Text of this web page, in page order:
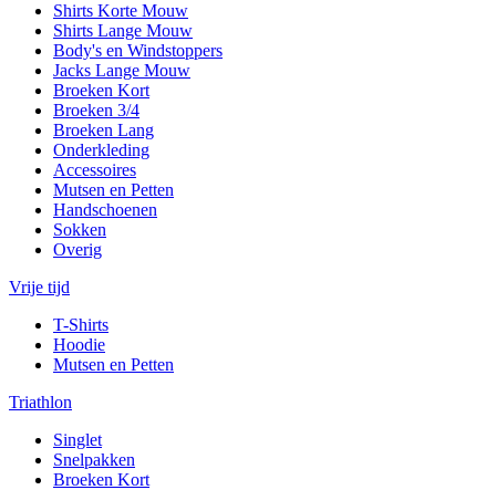
Shirts Korte Mouw
Shirts Lange Mouw
Body's en Windstoppers
Jacks Lange Mouw
Broeken Kort
Broeken 3/4
Broeken Lang
Onderkleding
Accessoires
Mutsen en Petten
Handschoenen
Sokken
Overig
Vrije tijd
T-Shirts
Hoodie
Mutsen en Petten
Triathlon
Singlet
Snelpakken
Broeken Kort